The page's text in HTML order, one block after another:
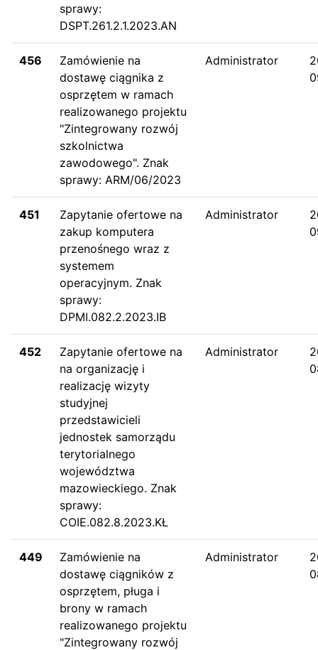
sprawy:
DSPT.261.2.1.2023.AN
456
Zamówienie na
dostawę ciągnika z
osprzętem w ramach
realizowanego projektu
"Zintegrowany rozwój
szkolnictwa
zawodowego". Znak
sprawy: ARM/06/2023
Administrator
451
Zapytanie ofertowe na
zakup komputera
przenośnego wraz z
systemem
operacyjnym. Znak
sprawy:
DPMI.082.2.2023.IB
Administrator
452
Zapytanie ofertowe na
na organizację i
realizację wizyty
studyjnej
przedstawicieli
jednostek samorządu
terytorialnego
województwa
mazowieckiego. Znak
sprawy:
COIE.082.8.2023.KŁ
Administrator
449
Zamówienie na
dostawę ciągników z
osprzętem, pługa i
brony w ramach
realizowanego projektu
"Zintegrowany rozwój
Administrator